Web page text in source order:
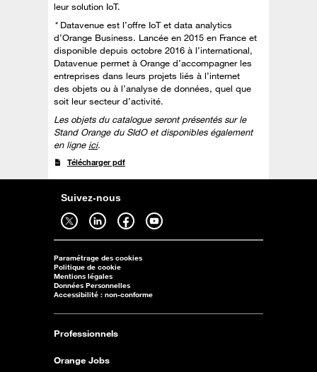
leur solution IoT.
* Datavenue est l’offre IoT et data analytics
d’Orange Business. Lancée en 2015 en France et
disponible depuis octobre 2016 à l’international,
Datavenue permet à Orange d’accompagner les
entreprises dans leurs projets liés à l’internet
des objets ou à l’analyse de données, quel que
soit leur secteur d’activité.
Les objets du catalogue seront présentés sur le
Stand Orange du SIdO et disponibles également
en ligne ici.
Télécharger pdf
Suivez-nous
Suivez-nous sur twitter - ouverture dans un nouvel onglet Suivez-nous sur linkedin - ouverture dans un nouvel onglet Suivez-nous sur facebook - ouverture dans un nouvel onglet Suivez-nous sur youtube - ouverture dans un nouvel onglet
Paramétrage des cookies
Politique de cookie
Mentions légales
Données Personnelles
Accessibilité : non-conforme
Professionnels
Orange Jobs